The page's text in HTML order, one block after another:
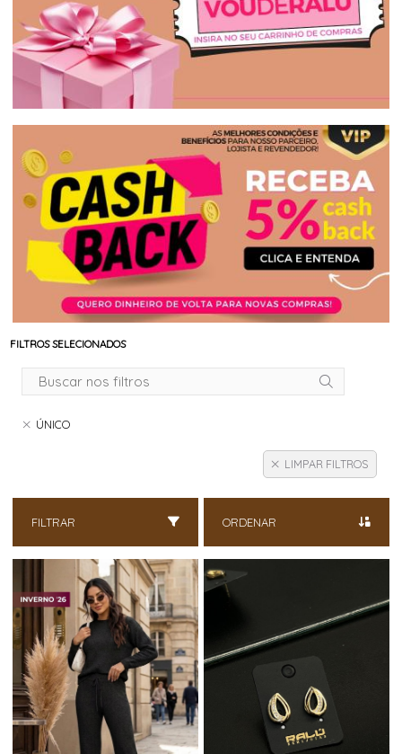
FILTROS SELECIONADOS
ÚNICO
LIMPAR FILTROS
FILTRAR ORDENAR